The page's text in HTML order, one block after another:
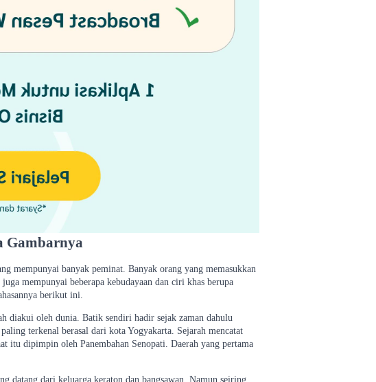
Gambarnya
mempunyai banyak peminat. Banyak orang yang memasukkan
mempunyai beberapa kebudayaan dan ciri khas berupa
berikut ini.
diakui oleh dunia. Batik sendiri hadir sejak zaman dahulu
terkenal berasal dari kota Yogyakarta. Sejarah mencatat
itu dipimpin oleh Panembahan Senopati. Daerah yang pertama
datang dari keluarga keraton dan bangsawan. Namun seiring